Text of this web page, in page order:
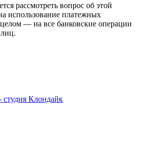
рассмотреть вопрос об этой
использование платежных
— на все банковские операции
студия Клондайк